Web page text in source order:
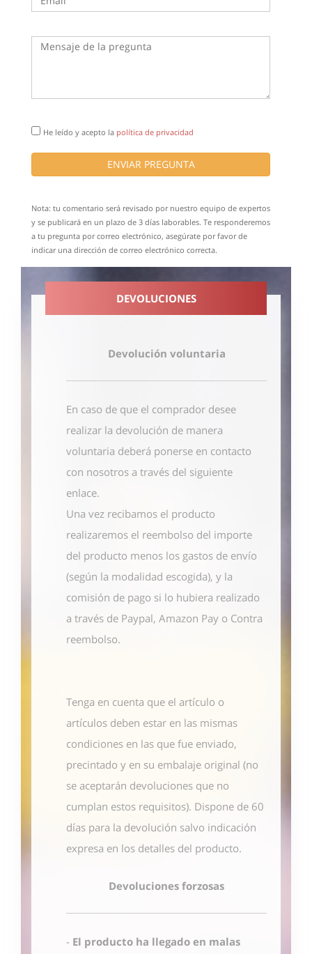
He leído y acepto la política de privacidad
ENVIAR PREGUNTA
Nota: tu comentario será revisado por nuestro equipo de expertos
y se publicará en un plazo de 3 días laborables. Te responderemos
a tu pregunta por correo electrónico, asegúrate por favor de
indicar una dirección de correo electrónico correcta.
DEVOLUCIONES
Devolución voluntaria
En caso de que el comprador desee
realizar la devolución de manera
voluntaria deberá ponerse en contacto
con nosotros a través del siguiente
enlace.
Una vez recibamos el producto
realizaremos el reembolso del importe
del producto menos los gastos de envío
(según la modalidad escogida), y la
comisión de pago si lo hubiera realizado
a través de Paypal, Amazon Pay o Contra
reembolso.
Tenga en cuenta que el artículo o
artículos deben estar en las mismas
condiciones en las que fue enviado,
precintado y en su embalaje original (no
se aceptarán devoluciones que no
cumplan estos requisitos). Dispone de 60
días para la devolución salvo indicación
expresa en los detalles del producto.
Devoluciones forzosas
- El producto ha llegado en malas